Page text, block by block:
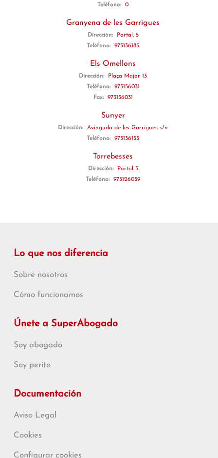
Teléfono:
0
Granyena de les Garrigues
Dirección:
Portal, 5
Teléfono:
973136185
Els Omellons
Dirección:
Plaça Major 13
Teléfono:
973156031
Fax:
973156031
Sunyer
Dirección:
Avinguda de les Garrigues s/n
Teléfono:
973136155
Torrebesses
Dirección:
Portal 3
Teléfono:
973126059
Lo que nos diferencia
Sobre nosotros
Cómo funcionamos
Únete a SuperAbogado
Soy abogado
Soy perito
Documentación
Aviso Legal
Cookies
Configurar cookies